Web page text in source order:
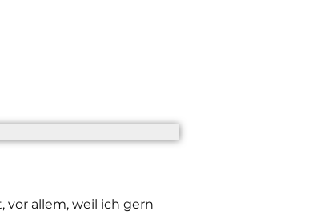
vor allem, weil ich gern